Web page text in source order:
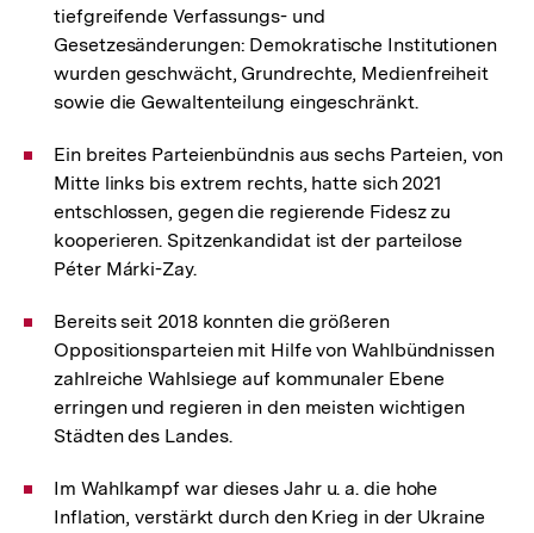
tiefgreifende Verfassungs- und
Gesetzesänderungen: Demokratische Institutionen
wurden geschwächt, Grundrechte, Medienfreiheit
sowie die Gewaltenteilung eingeschränkt.
Ein breites Parteienbündnis aus sechs Parteien, von
Mitte links bis extrem rechts, hatte sich 2021
entschlossen, gegen die regierende Fidesz zu
kooperieren. Spitzenkandidat ist der parteilose
Péter Márki-Zay.
Bereits seit 2018 konnten die größeren
Oppositionsparteien mit Hilfe von Wahlbündnissen
zahlreiche Wahlsiege auf kommunaler Ebene
erringen und regieren in den meisten wichtigen
Städten des Landes.
Im Wahlkampf war dieses Jahr u. a. die hohe
Inflation, verstärkt durch den Krieg in der Ukraine